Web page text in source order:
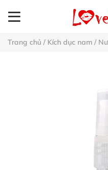
Trang chủ / Kích dục nam /